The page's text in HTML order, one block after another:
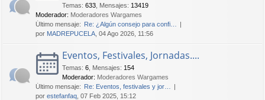
Temas: 633 Mensajes: 13419
Moderador: Moderadores Wargames
Último mensaje: Re: ¿Algún consejo para confi…
por MADREPUCELA , 04 Ago 2026, 11:56
Eventos, Festivales, Jornadas....
Temas: 6 Mensajes: 154
Moderador: Moderadores Wargames
Último mensaje: Re: Eventos, festivales y jor…
por estefanfaq , 07 Feb 2025, 15:12